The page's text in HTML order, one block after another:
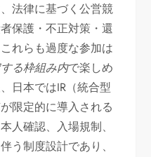
法律に基づく公営競
保護・不正対策・還
れらも過度な参加は
る枠組み内で楽しめ
日本ではIR（統合型
が限定的に導入される
人確認、入場規制、
う制度設計であり、